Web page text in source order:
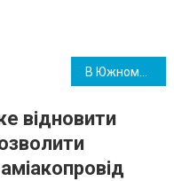
відновити